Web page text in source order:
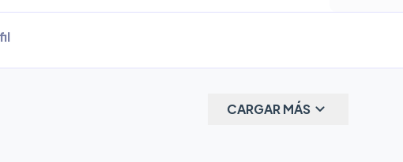
CARGAR MÁS keyboard_arrow_down